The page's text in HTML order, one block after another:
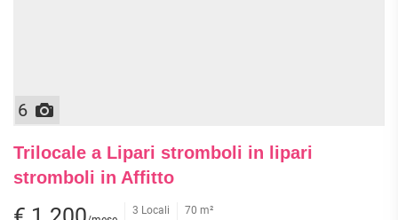
6
Trilocale a Lipari stromboli in lipari
stromboli in Affitto
3 Locali
70 m²